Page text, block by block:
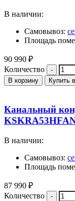
В наличии:
Самовывоз:
Площадь
90 990 ₽
Количество
В корзину Купить
Канальный
В наличии:
Самовывоз:
Площадь
87 990 ₽
Количество